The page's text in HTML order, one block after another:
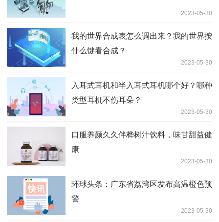
2023-05-30
我的世界合成表怎么调出来？我的世界按
什么键看合成？
2023-05-30
入耳式耳机和半入耳式耳机哪个好？哪种
类型耳机不伤耳朵？
2023-05-30
口服养颜久久伴桦树汁饮料，味甘甜益健
康
2023-05-30
环球头条：广东省荔湾区发布高温橙色预
警
2023-05-30